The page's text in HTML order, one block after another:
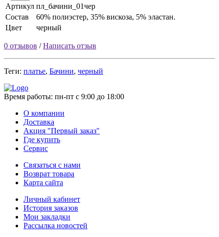
Артикул пл_бачини_01чер
Состав
60% полиэстер, 35% вискоза, 5% эластан.
Цвет
черный
0 отзывов /Написать отзыв
Теги: платье, Бачини, черный
Время работы: пн-пт с 9:00 до 18:00
О компании
Доставка
Акция "Первый заказ"
Где купить
Сервис
Связаться с нами
Возврат товара
Карта сайта
Личный кабинет
История заказов
Мои закладки
Рассылка новостей